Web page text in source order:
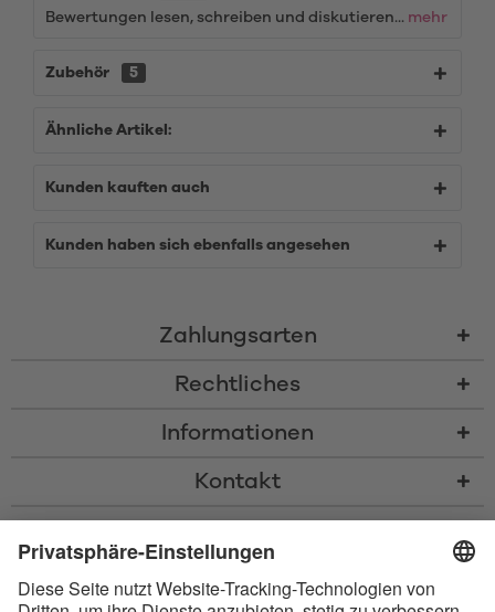
Bewertungen lesen, schreiben und diskutieren... mehr
Zubehör 5
Ähnliche Artikel:
Kunden kauften auch
Kunden haben sich ebenfalls angesehen
Zahlungsarten
Rechtliches
Informationen
Kontakt
Nachnahmegebühren, wenn nicht anders beschrieben
und Eigentum der Bluetooth SIG, Inc. Die Nutzung dieser Marken durch